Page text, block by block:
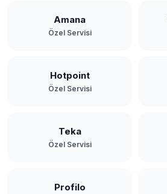
Amana
Özel Servisi
Hotpoint
Özel Servisi
Teka
Özel Servisi
Profilo